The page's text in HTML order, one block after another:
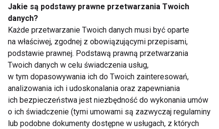
anemików
wspomagające
Według zasad i z
szacunkiem, czyli jak
parzyć herbatę
Szkoła parzenia
zielonego naparu
Jakie są podstawy prawne przetwarzania Twoich
danych?
Każde przetwarzanie Twoich danych musi być oparte
na właściwej, zgodnej z obowiązującymi przepisami,
podstawie prawnej. Podstawą prawną przetwarzania
Twoich danych w celu świadczenia usług,
w tym dopasowywania ich do Twoich zainteresowań,
analizowania ich i udoskonalania oraz zapewniania
ich bezpieczeństwa jest niezbędność do wykonania umów
o ich świadczenie (tymi umowami są zazwyczaj regulaminy
lub podobne dokumenty dostępne w usługach, z których